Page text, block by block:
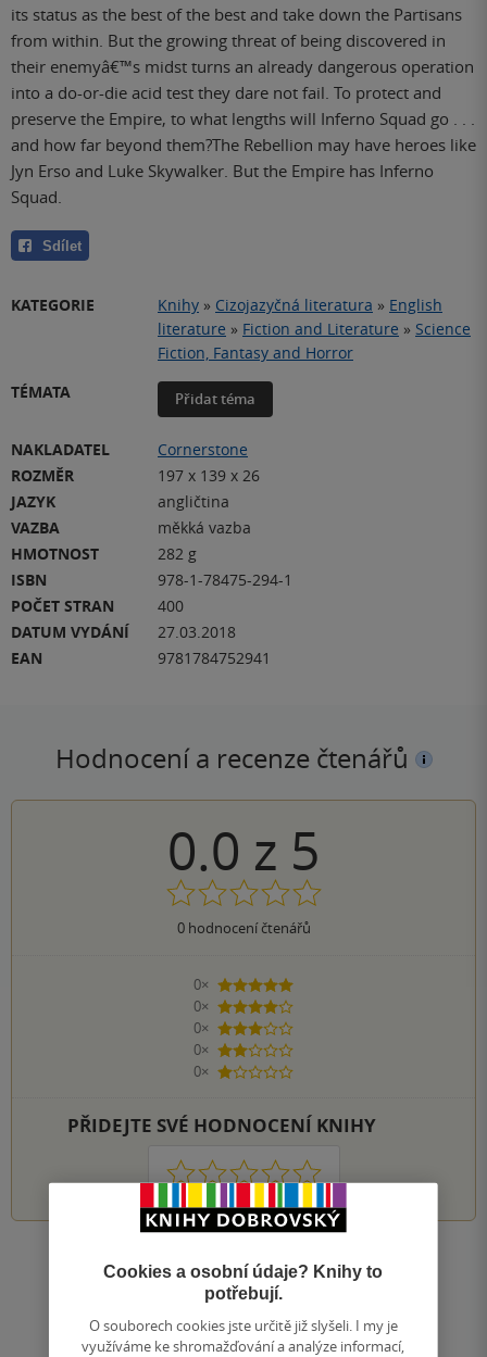
its status as the best of the best and take down the Partisans
from within. But the growing threat of being discovered in
their enemyâ€™s midst turns an already dangerous operation
into a do-or-die acid test they dare not fail. To protect and
preserve the Empire, to what lengths will Inferno Squad go . . .
and how far beyond them?The Rebellion may have heroes like
Jyn Erso and Luke Skywalker. But the Empire has Inferno
Squad.
Sdílet
KATEGORIE Knihy » Cizojazyčná literatura » English
literature » Fiction and Literature » Science
Fiction, Fantasy and Horror
TÉMATA
Přidat téma
NAKLADATEL
Cornerstone
ROZMĚR
197 x 139 x 26
JAZYK
angličtina
VAZBA
měkká vazba
HMOTNOST
282 g
ISBN
978-1-78475-294-1
POČET STRAN
400
DATUM VYDÁNÍ
27.03.2018
EAN
9781784752941
Hodnocení a recenze čtenářů
0.0 z 5
0hodnocení čtenářů
0×
5 hvězdiček
0×
4 hvězdičky
0×
3 hvězdičky
0×
2 hvězdičky
0×
1 hvezdička
PŘIDEJTE SVÉ HODNOCENÍ KNIHY
1 2 3 4 5
Zobrazit všechna hodnocení
Přidat hodnocení
Cookies a osobní údaje? Knihy to
potřebují.
O souborech cookies jste určitě již slyšeli. I my je
využíváme ke shromažďování a analýze informací,